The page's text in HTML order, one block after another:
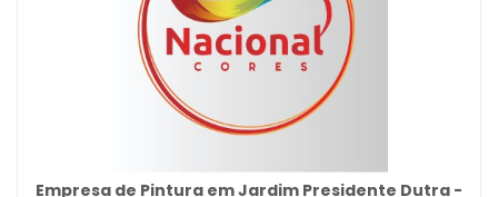
Empresa de Pintura em Jardim Presidente Dutra -